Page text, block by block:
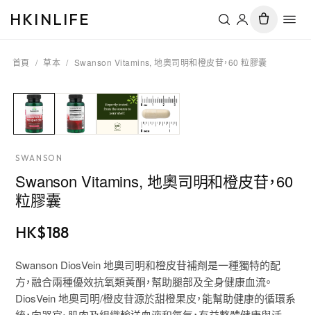
HKINLIFE
首頁 / 草本 / Swanson Vitamins, 地奧司明和橙皮苷，60 粒膠囊
SWANSON
Swanson Vitamins, 地奧司明和橙皮苷，60
粒膠囊
HK$188
Swanson DiosVein 地奧司明和橙皮苷補劑是一種獨特的配
方，融合兩種優效抗氧類黃酮，幫助腿部及全身健康血流。
DiosVein 地奧司明/橙皮苷源於甜橙果皮，能幫助健康的循環系